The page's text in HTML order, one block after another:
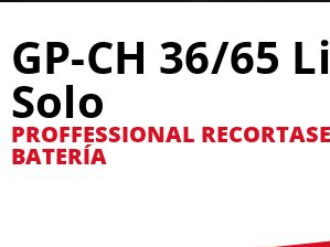
GP-CH 36/65
Solo
PROFFESSIONAL
BATERÍA